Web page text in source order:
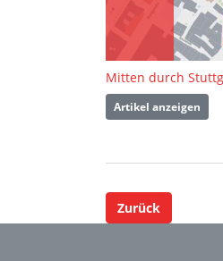
Mitten durch
Artikel anzeigen
Zurück